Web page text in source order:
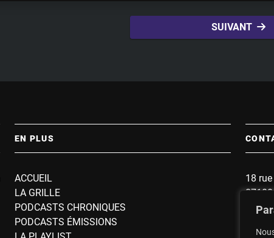
SUIVANT
EN PLUS
ACCUEIL
LA GRILLE
PODCASTS CHRONIQUES
PODCASTS ÉMISSIONS
18
BP :